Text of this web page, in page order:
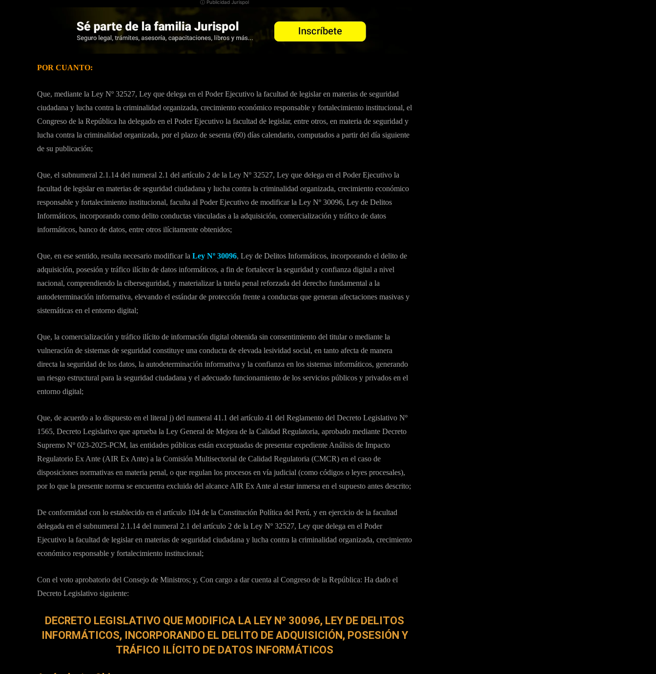
ⓘ Publicidad Jurispol
POR CUANTO:
Que, mediante la Ley Nº 32527, Ley que delega en el Poder Ejecutivo la facultad de legislar en materias de seguridad
ciudadana y lucha contra la criminalidad organizada, crecimiento económico responsable y fortalecimiento institucional, el
Congreso de la República ha delegado en el Poder Ejecutivo la facultad de legislar, entre otros, en materia de seguridad y
lucha contra la criminalidad organizada, por el plazo de sesenta (60) días calendario, computados a partir del día siguiente
de su publicación;
Que, el subnumeral 2.1.14 del numeral 2.1 del artículo 2 de la Ley Nº 32527, Ley que delega en el Poder Ejecutivo la
facultad de legislar en materias de seguridad ciudadana y lucha contra la criminalidad organizada, crecimiento económico
responsable y fortalecimiento institucional, faculta al Poder Ejecutivo de modificar la Ley Nº 30096, Ley de Delitos
Informáticos, incorporando como delito conductas vinculadas a la adquisición, comercialización y tráfico de datos
informáticos, banco de datos, entre otros ilícitamente obtenidos;
Que, en ese sentido, resulta necesario modificar la Ley Nº 30096, Ley de Delitos Informáticos, incorporando el delito de
adquisición, posesión y tráfico ilícito de datos informáticos, a fin de fortalecer la seguridad y confianza digital a nivel
nacional, comprendiendo la ciberseguridad, y materializar la tutela penal reforzada del derecho fundamental a la
autodeterminación informativa, elevando el estándar de protección frente a conductas que generan afectaciones masivas y
sistemáticas en el entorno digital;
Que, la comercialización y tráfico ilícito de información digital obtenida sin consentimiento del titular o mediante la
vulneración de sistemas de seguridad constituye una conducta de elevada lesividad social, en tanto afecta de manera
directa la seguridad de los datos, la autodeterminación informativa y la confianza en los sistemas informáticos, generando
un riesgo estructural para la seguridad ciudadana y el adecuado funcionamiento de los servicios públicos y privados en el
entorno digital;
Que, de acuerdo a lo dispuesto en el literal j) del numeral 41.1 del artículo 41 del Reglamento del Decreto Legislativo Nº
1565, Decreto Legislativo que aprueba la Ley General de Mejora de la Calidad Regulatoria, aprobado mediante Decreto
Supremo Nº 023-2025-PCM, las entidades públicas están exceptuadas de presentar expediente Análisis de Impacto
Regulatorio Ex Ante (AIR Ex Ante) a la Comisión Multisectorial de Calidad Regulatoria (CMCR) en el caso de
disposiciones normativas en materia penal, o que regulan los procesos en vía judicial (como códigos o leyes procesales),
por lo que la presente norma se encuentra excluida del alcance AIR Ex Ante al estar inmersa en el supuesto antes descrito;
De conformidad con lo establecido en el artículo 104 de la Constitución Política del Perú, y en ejercicio de la facultad
delegada en el subnumeral 2.1.14 del numeral 2.1 del artículo 2 de la Ley Nº 32527, Ley que delega en el Poder
Ejecutivo la facultad de legislar en materias de seguridad ciudadana y lucha contra la criminalidad organizada, crecimiento
económico responsable y fortalecimiento institucional;
Con el voto aprobatorio del Consejo de Ministros; y, Con cargo a dar cuenta al Congreso de la República: Ha dado el
Decreto Legislativo siguiente:
DECRETO LEGISLATIVO QUE MODIFICA LA LEY Nº 30096, LEY DE DELITOS
INFORMÁTICOS, INCORPORANDO EL DELITO DE ADQUISICIÓN, POSESIÓN Y
TRÁFICO ILÍCITO DE DATOS INFORMÁTICOS